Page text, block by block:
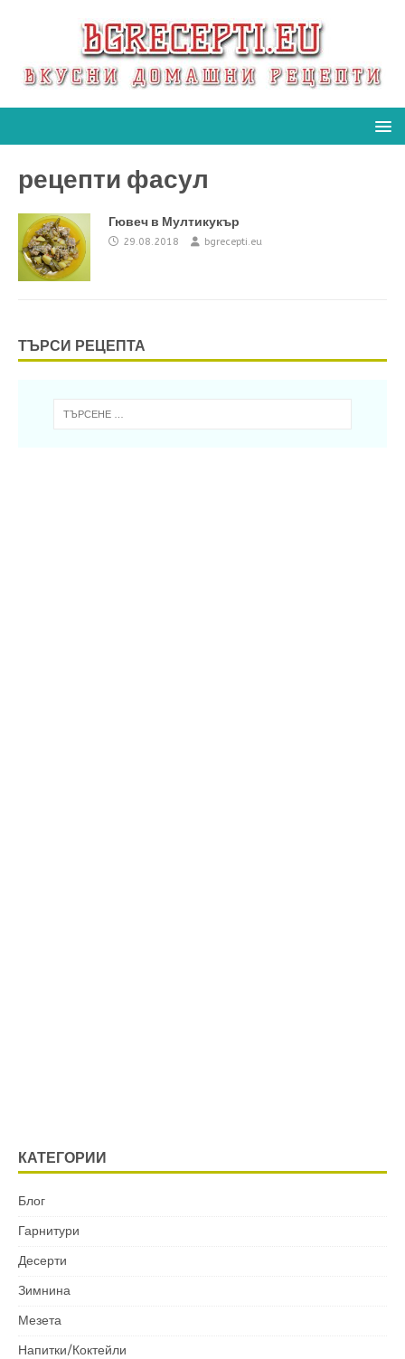
рецепти фасул
Гювеч в Мултикукър
29.08.2018 bgrecepti.eu
ТЪРСИ РЕЦЕПТА
КАТЕГОРИИ
Блог
Гарнитури
Десерти
Зимнина
Мезета
Напитки/Коктейли